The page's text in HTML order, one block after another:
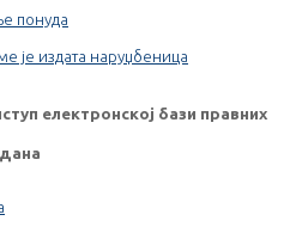
понуда
је издата наруџбеница
електронској бази правних